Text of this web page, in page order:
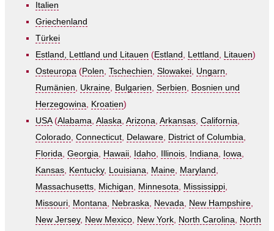
Italien
Griechenland
Türkei
Estland, Lettland und Litauen (Estland , Lettland , Litauen)
Osteuropa (Polen, Tschechien, Slowakei, Ungarn,
Rumänien, Ukraine, Bulgarien, Serbien, Bosnien und
Herzegowina, Kroatien)
USA(Alabama, Alaska, Arizona, Arkansas, California,
Colorado, Connecticut, Delaware, District of Columbia,
Florida, Georgia, Hawaii, Idaho, Illinois, Indiana, Iowa,
Kansas, Kentucky, Louisiana, Maine, Maryland ,
Massachusetts, Michigan, Minnesota, Mississippi,
Missouri, Montana, Nebraska, Nevada, New Hampshire,
New Jersey, New Mexico, New York, North Carolina, North